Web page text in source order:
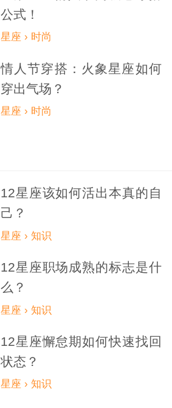
公式！
星座 › 时尚
情人节穿搭：火象星座如何
穿出气场？
星座 › 时尚
12星座该如何活出本真的自
己？
星座 › 知识
12星座职场成熟的标志是什
么？
星座 › 知识
12星座懈怠期如何快速找回
状态？
星座 › 知识